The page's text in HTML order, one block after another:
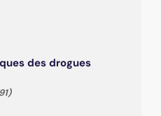
des drogues